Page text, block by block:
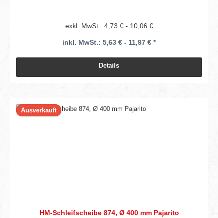
exkl. MwSt.: 4,73 € - 10,06 €
inkl. MwSt.: 5,63 € - 11,97 € *
Details
Ausverkauft
HM-Schleifscheibe 874, Ø 400 mm Pajarito